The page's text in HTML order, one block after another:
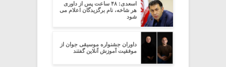
اسعدی: ۴۸ ساعت پس از داوری
هر شاخه، نام برگزیدگان اعلام می
شود
داوران جشنواره موسیقی جوان از
موفقیت آموزش آنلاین گفتند